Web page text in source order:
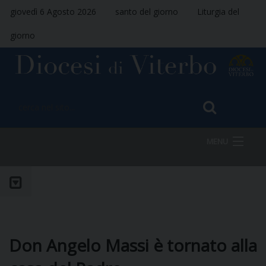
giovedì 6 Agosto 2026 santo del giorno Liturgia del
giorno
Don Angelo Massi è tornato alla